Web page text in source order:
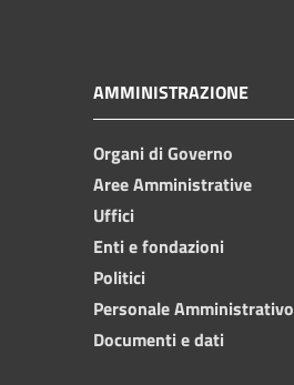
AMMINISTRAZIONE
Organi di Governo
Aree Amministrative
Uffici
Enti e fondazioni
Politici
Personale Amministrativo
Documenti e dati